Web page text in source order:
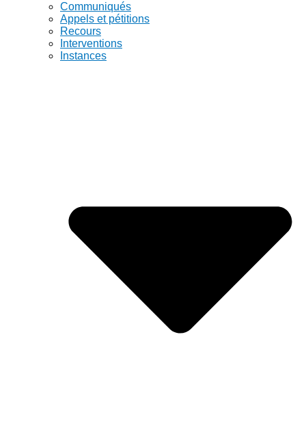
Communiqués
Appels et pétitions
Recours
Interventions
Instances